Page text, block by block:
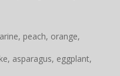
peach, orange,
asparagus, eggplant,